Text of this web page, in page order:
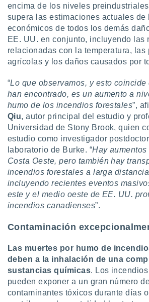
traten tus
en
a lo que
Para
u
datos
en
en
en
un
o acceder
datos
perfiles
encima de los niveles
supera las estimaciones actuales de
económicos de todos los demás
EE. UU. en conjunto, incluyendo las
relacionadas con la temperatura, las
agrícolas y los daños causados por
“Lo que observamos, y esto coincide
han encontrado, es un aumento a
humo de los incendios forestales”,
Qiu, autor principal del estudio y
Universidad de Stony Brook, quien
estudio como investigador
laboratorio de Burke. “Hay
Costa Oeste, pero también hay
incendios forestales a larga
incluyendo recientes eventos
este y el medio oeste de EE. UU.
incendios canadienses”.
Contaminación
Las muertes por humo de
deben a la inhalación de una
sustancias químicas. Los
pueden exponer a un gran número
contaminantes tóxicos durante días